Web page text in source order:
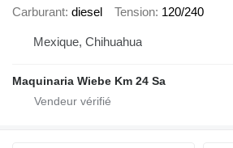
Carburant diesel Tension 120/240
Mexique, Chihuahua
Maquinaria Wiebe Km 24 Sa